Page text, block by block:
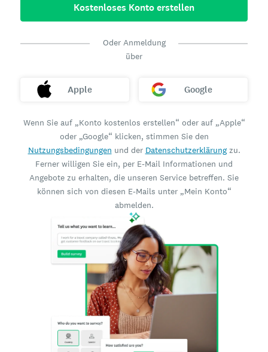
Kostenloses Konto erstellen
Oder Anmeldung
über
Apple Google
Wenn Sie auf „Konto kostenlos erstellen“ oder auf „Apple“
oder „Google“ klicken, stimmen Sie den
Nutzungsbedingungen und der Datenschutzerklärungzu.
Ferner willigen Sie ein, per E-Mail Informationen und
Angebote zu erhalten, die unseren Service betreffen. Sie
können sich von diesen E-Mails unter „Mein Konto“
abmelden.